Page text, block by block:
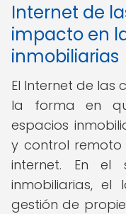
Internet de
impacto en
inmobiliarias
El Internet de las
la forma en
espacios
y control
internet. En el
inmobiliarias, el
gestión de